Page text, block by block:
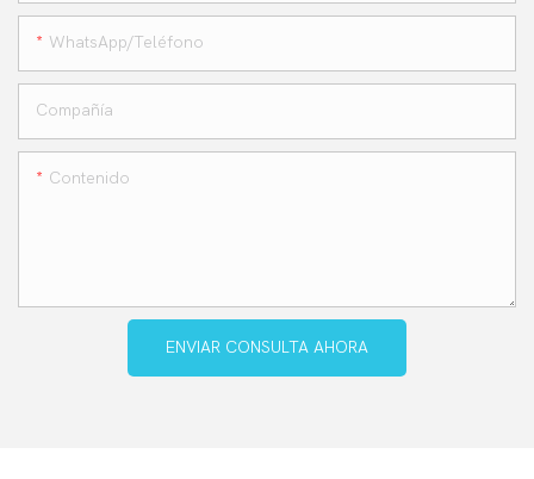
WhatsApp/teléfono
Compañía
Contenido
ENVIAR CONSULTA AHORA